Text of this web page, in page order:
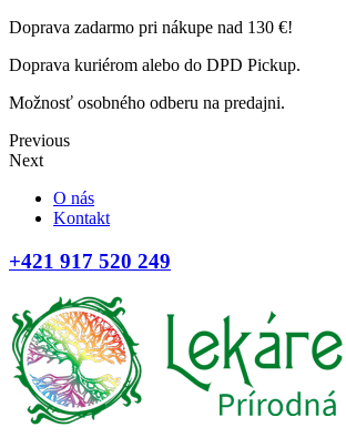
Doprava zadarmo pri nákupe nad 130 €!
Doprava kuriérom alebo do DPD Pickup.
Možnosť osobného odberu na predajni.
Previous
Next
O nás
Kontakt
+421 917 520 249